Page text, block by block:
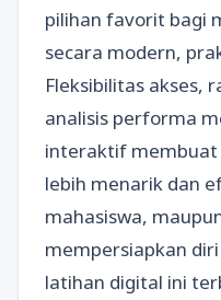
pilihan favorit bagi
secara modern,
Fleksibilitas akses,
analisis performa
interaktif membuat
lebih menarik dan
mahasiswa,
mempersiapkan
latihan digital ini